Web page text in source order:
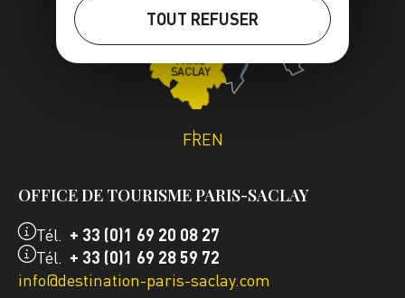
FREN
OFFICE DE TOURISME PARIS-SACLAY
Tél. + 33 (0)1 69 20 08 27
Tél. + 33 (0)1 69 28 59 72
info@destination-paris-saclay.com
TOUT REFUSER